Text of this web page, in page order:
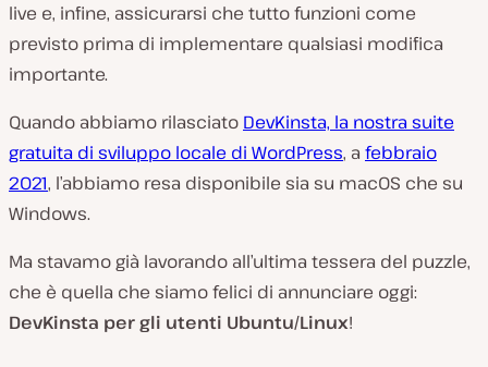
live e, infine, assicurarsi che tutto funzioni come
previsto prima di implementare qualsiasi modifica
importante.
Quando abbiamo rilasciato DevKinsta, la nostra suite
gratuita di sviluppo locale di WordPress, a febbraio
2021, l’abbiamo resa disponibile sia su macOS che su
Windows.
Ma stavamo già lavorando all’ultima tessera del puzzle,
che è quella che siamo felici di annunciare oggi:
DevKinsta per gli utenti Ubuntu/Linux!